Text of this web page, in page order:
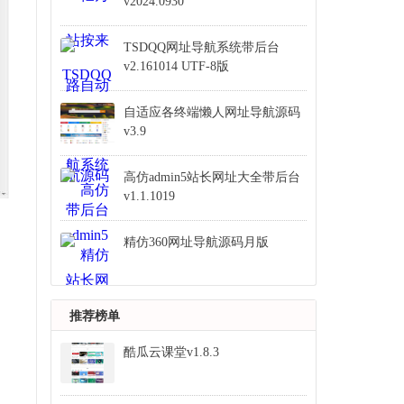
TSDQQ网址导航系统带后台
v2.161014 UTF-8版
自适应各终端懒人网址导航源码
v3.9
高仿admin5站长网址大全带后台
v1.1.1019
精仿360网址导航源码月版
推荐榜单
酷瓜云课堂v1.8.3